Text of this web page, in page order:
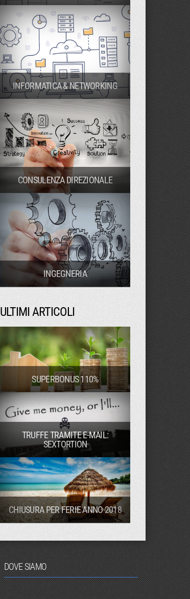
INFORMATICA & NETWORKING
CONSULENZA DIREZIONALE
INGEGNERIA
ULTIMI ARTICOLI
SUPERBONUS 110%
TRUFFE TRAMITE E-MAIL:
SEXTORTION
CHIUSURA PER FERIE ANNO 2018
DOVE SIAMO